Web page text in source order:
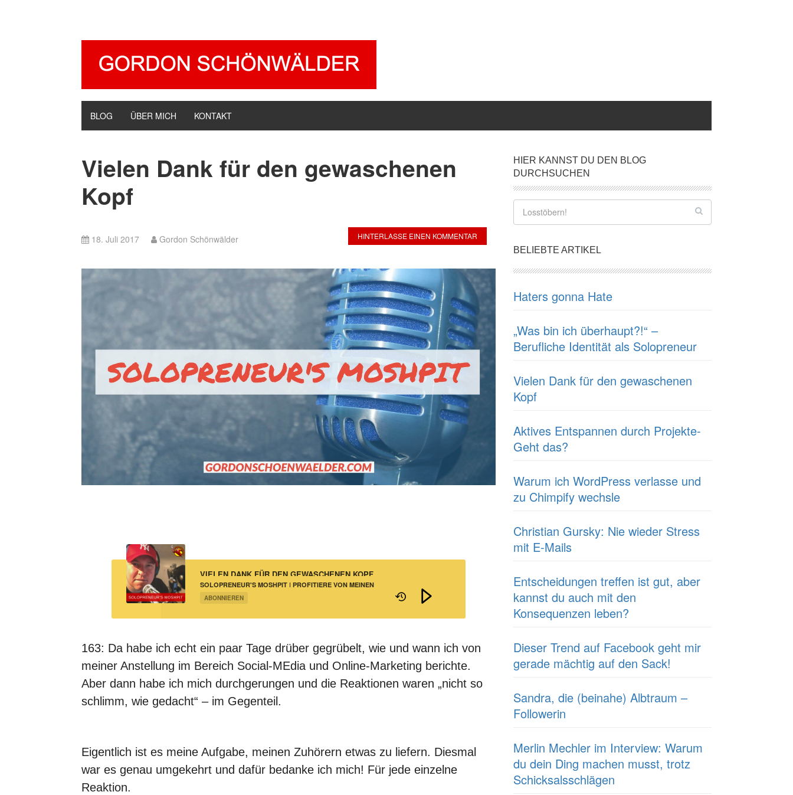
BLOG ÜBER MICH KONTAKT
Vielen Dank für den gewaschenen
Kopf
18. Juli 2017 Gordon Schönwälder HINTERLASSE EINEN KOMMENTAR
SOLOPRENEUR'S MOSHPIT | PROFITIERE VON MEINEN
TÄGLICHEN HERAUSFORDERUNGEN IM ONLINE-
BUSINESS
ABONNIEREN
VIELEN DANK FÜR DEN GEWASCHENEN KOPF
163: Da habe ich echt ein paar Tage drüber gegrübelt, wie und wann ich von
meiner Anstellung im Bereich Social-MEdia und Online-Marketing berichte.
Aber dann habe ich mich durchgerungen und die Reaktionen waren „nicht so
schlimm, wie gedacht“ – im Gegenteil.
Eigentlich ist es meine Aufgabe, meinen Zuhörern etwas zu liefern. Diesmal
war es genau umgekehrt und dafür bedanke ich mich! Für jede einzelne
Reaktion.
HIER KANNST DU DEN BLOG
DURCHSUCHEN
BELIEBTE ARTIKEL
Haters gonna Hate
„Was bin ich überhaupt?!“ –
Berufliche Identität als Solopreneur
Vielen Dank für den gewaschenen
Kopf
Aktives Entspannen durch Projekte-
Geht das?
Warum ich WordPress verlasse und
zu Chimpify wechsle
Christian Gursky: Nie wieder Stress
mit E-Mails
Entscheidungen treffen ist gut, aber
kannst du auch mit den
Konsequenzen leben?
Dieser Trend auf Facebook geht mir
gerade mächtig auf den Sack!
Sandra, die (beinahe) Albtraum –
Followerin
Merlin Mechler im Interview: Warum
du dein Ding machen musst, trotz
Schicksalsschlägen